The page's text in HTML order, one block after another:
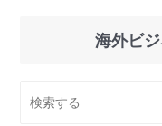
海外ビ